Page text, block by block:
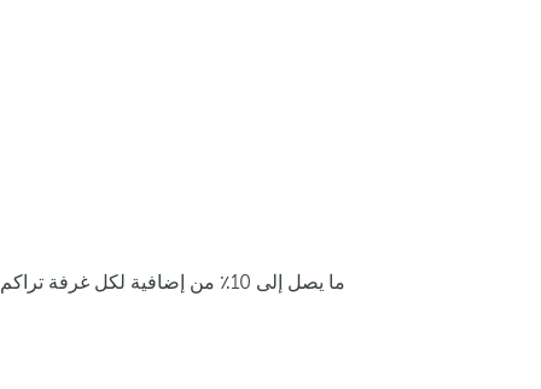
ما يصل إلى 10٪ من إضافية لكل غرفة تراكم